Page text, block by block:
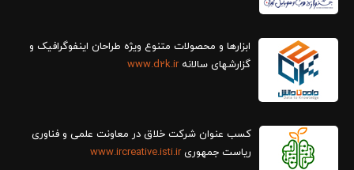
ابزارها و محصولات متنوع ویژه طراحان اینفوگرافیک و
گزارش‎های سالانه
www.d2k.ir
کسب عنوان شرکت خلاق در معاونت علمی و فناوری
ریاست جمهوریwww.ircreative.isti.ir